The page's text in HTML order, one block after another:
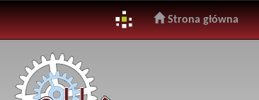
navigation
Strona główna